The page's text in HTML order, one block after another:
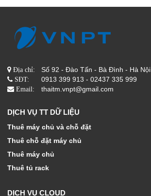
Địa chỉ: Số 92 - Đào Tấn - Bà Đình - Hà Nội
SĐT: 0913 399 913 - 02437 335 999
Email: thaitm.vnpt@gmail.com
DỊCH VỤ TT DỮ LIỆU
Thuê máy chủ và chỗ đặt
Thuê chỗ đặt máy chủ
Thuê máy chủ
Thuê tủ rack
DỊCH VỤ CLOUD